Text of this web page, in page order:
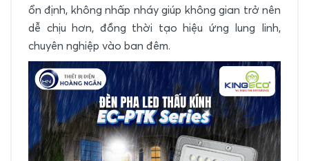
ổn định, không nhấp nháy giúp không gian trở nên
dễ chịu hơn, đồng thời tạo hiệu ứng lung linh,
chuyên nghiệp vào ban đêm.